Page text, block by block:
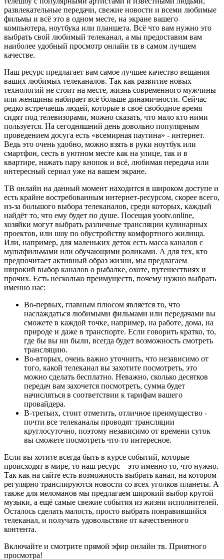
развлекательные передачи, свежие новости и всеми любимые
фильмы и всё это в одном месте, на экране вашего
компьютера, ноутбука или планшета. Всё что вам нужно это
выбрать свой любимый телеканал, а мы предоставим вам
наиболее удобный просмотр онлайн тв в самом лучшем
качестве.
Наш ресурс предлагает вам самое лучшее качество вещания
ваших любимых телеканалов. Так как развитие новых
технологий не стоит на месте, жизнь современного мужчины
или женщины набирает всё больше динамичности. Сейчас
редко встречаешь людей, которые в своё свободное время
сидят под телевизорами, можно сказать, что мало кто ними
пользуется. На сегодняшний день довольно популярным
проведением досуга есть «всемирная паутина» - интернет.
Ведь это очень удобно, можно взять в руки ноутбук или
смартфон, сесть в уютном месте как на улице, так и в
квартире, нажать пару кнопок и всё, любимая передача или
интересный сериал уже на вашем экране.
ТВ онлайн на данный момент находится в широком доступе и
есть крайне востребованным интернет-ресурсом, скорее всего,
из-за большого выбора телеканалов, среди которых, каждый
найдёт то, что ему будет по душе. Посещая yootv.online,
хозяйки могут выбрать различные трансляции кулинарных
проектов, или шоу по обустройству комфортного жилища.
Или, например, для маленьких деток есть масса каналов с
мультфильмами или обучающими роликами. А для тех, кто
предпочитает активный образ жизни, мы предлагаем
широкий выбор каналов о рыбалке, охоте, путешествиях и
прочих. Есть несколько преимуществ, почему нужно выбрать
именно нас:
Во-первых, главным плюсом является то, что
наслаждаться любимыми фильмами или передачами вы
сможете в каждой точке, например, на работе, дома, на
природе и даже в транспорте. Если говорить кратко, то,
где бы вы ни были, всегда будет возможность смотреть
трансляцию.
Во-вторых, очень важно уточнить, что независимо от
того, какой телеканал вы захотите посмотреть, это
можно сделать бесплатно. Неважно, сколько десятков
передач вам захочется посмотреть, сумма будет
начисляться в соответствии к тарифам вашего
провайдера.
В-третьих, стоит отметить, отличное преимущество -
почти все телеканалы проводят трансляции
круглосуточно, поэтому независимо от времени суток
вы сможете посмотреть что-то интересное.
Если вы хотите всегда быть в курсе событий, которые
происходят в мире, то наш ресурс – это именно то, что нужно.
Так как на сайте есть возможность выбрать канал, на котором
регулярно транслируются новости со всех уголков планеты. А
также для меломанов мы предлагаем широкий выбор крутой
музыки, а ещё самые свежие события из жизни исполнителей.
Осталось сделать малость, просто выбрать понравившийся
телеканал, и получать удовольствие от качественного
контента.
Включайте и смотрите прямой эфир онлайн тв. Приятного
просмотра!